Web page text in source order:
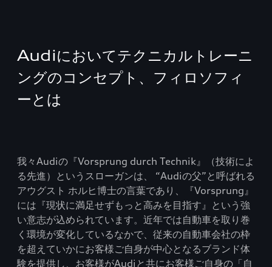
Audiにおいてテクニカルトレーニ
ングのコンセプト、フィロソフィ
ーとは
我々Audiの『Vorsprung durch Technik』（技術によ
る先進）というスローガンは、 “Audiの父”と呼ばれる
アウグスト ホルヒ博士の言葉であり、『Vorsprung』
には『現状に満足せずもっと高みを目指す』という強
い意志が込められています。近年では自動車を取り巻
く環境が変化しているなかで、従来の自動車会社の枠
を超えていかにお客様ご自身が中心となるブランド体
験を提供し、お客様がAudiと共にお客様ご自身の「自